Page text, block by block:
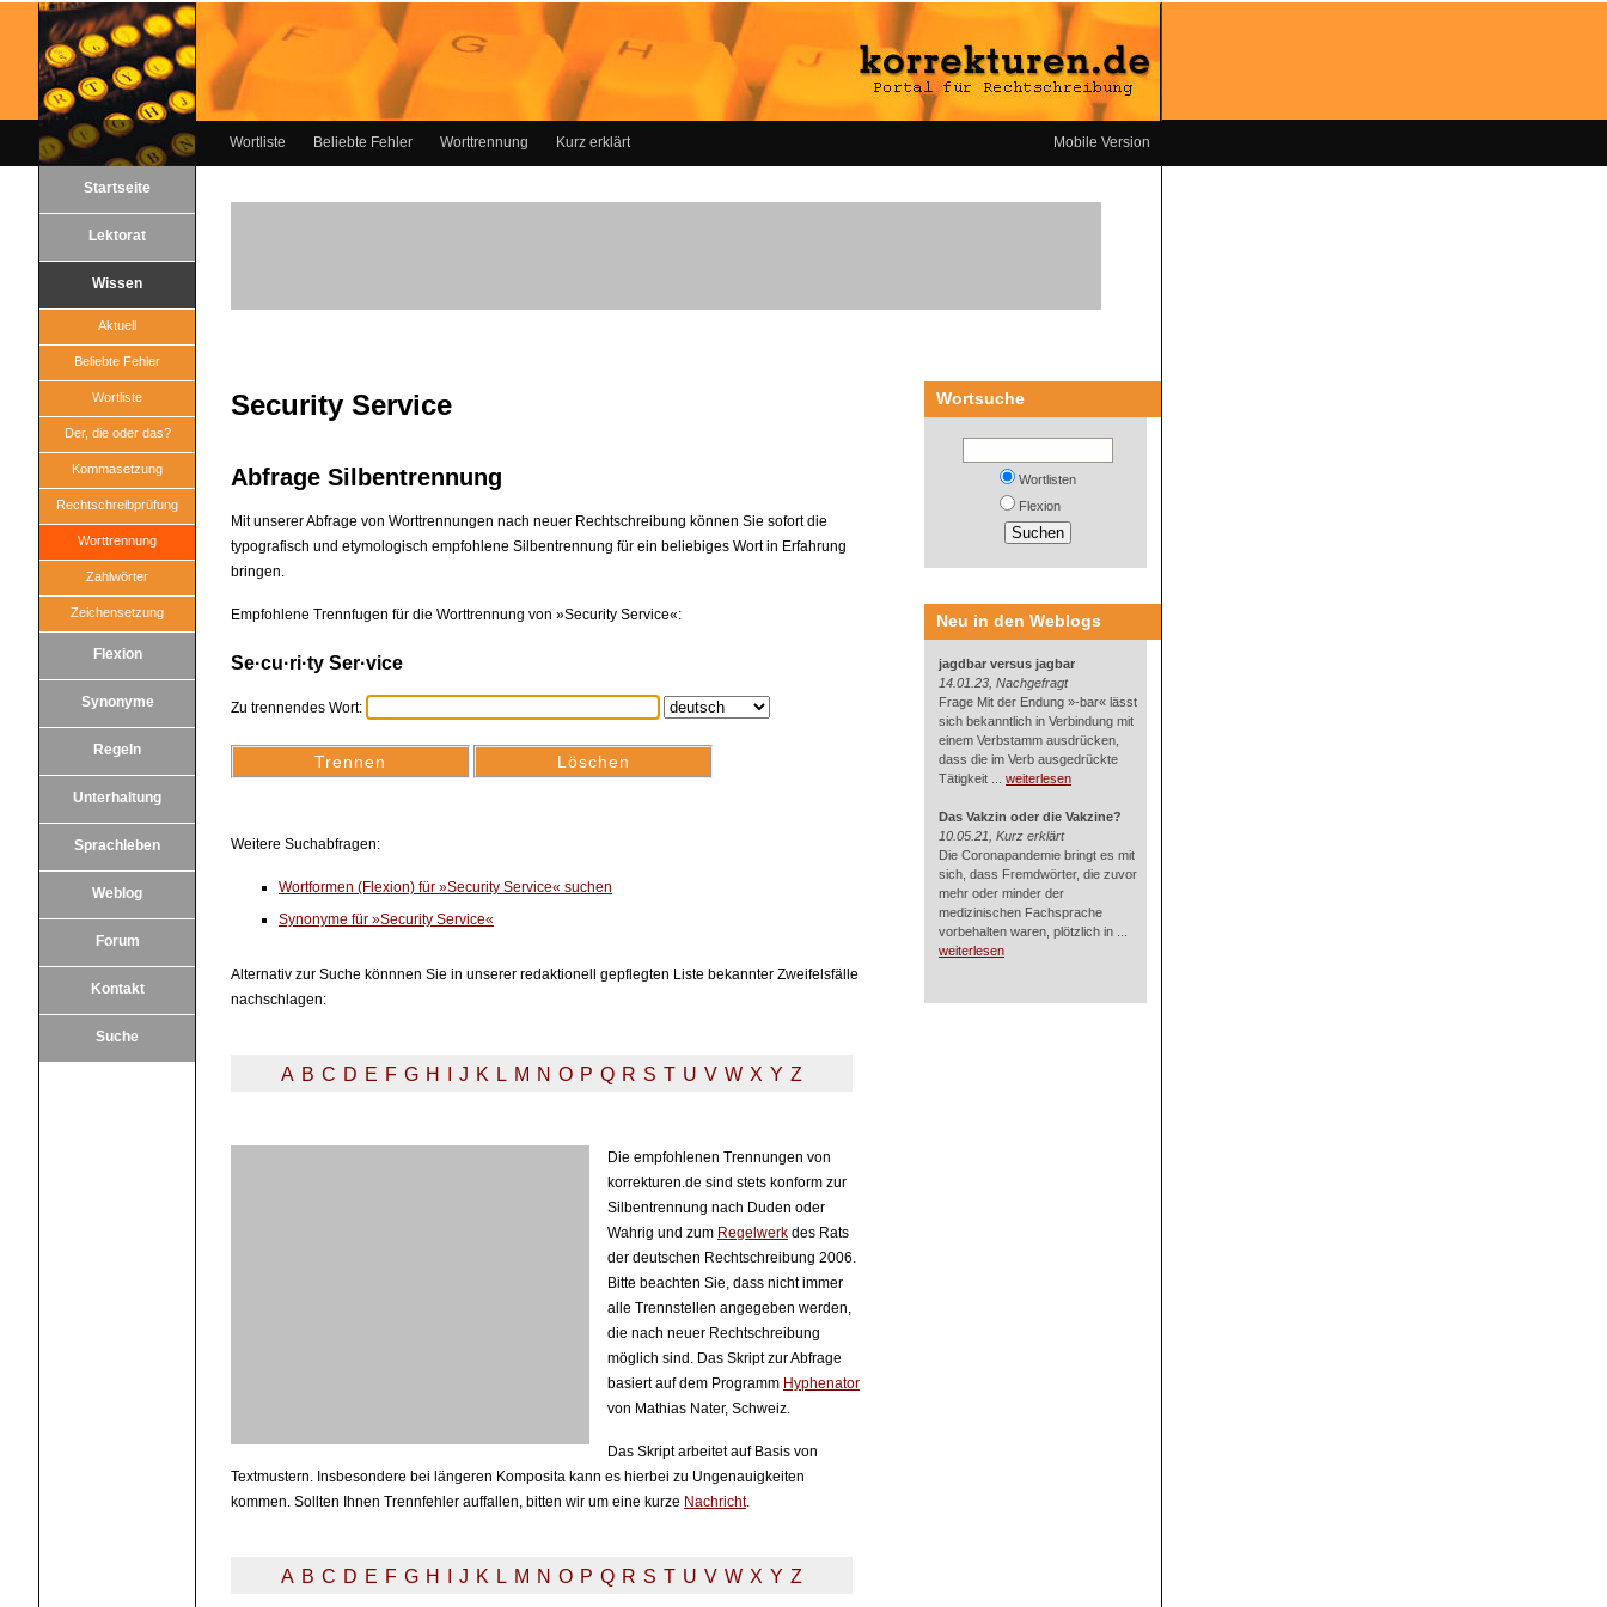
Wortliste Beliebte Fehler Worttrennung Kurz erklärt Mobile Version
Startseite
Lektorat
Wissen
Aktuell
Beliebte Fehler
Wortliste
Der, die oder das?
Kommasetzung
Rechtschreibprüfung
Worttrennung
Zahlwörter
Zeichensetzung
Flexion
Synonyme
Regeln
Unterhaltung
Sprachleben
Weblog
Forum
Kontakt
Suche
Security Service
Abfrage Silbentrennung
Mit unserer Abfrage von Worttrennungen nach neuer Rechtschreibung können Sie sofort die
typografisch und etymologisch empfohlene Silbentrennung für ein beliebiges Wort in Erfahrung
bringen.
Empfohlene Trennfugen für die Worttrennung von »Security Service«:
Se·cu·ri·ty Ser·vice
Zu trennendes Wort:
Weitere Suchabfragen:
Wortformen (Flexion) für »Security Service« suchen
Synonyme für »Security Service«
Alternativ zur Suche könnnen Sie in unserer redaktionell gepflegten Liste bekannter Zweifelsfälle
nachschlagen:
A B C D E F G H J K L M N O P Q R S T U V W X Y Z
Die empfohlenen Trennungen von
korrekturen.de sind stets konform zur
Silbentrennung nach Duden oder
Wahrig und zum Regelwerk des Rats
der deutschen Rechtschreibung 2006.
Bitte beachten Sie, dass nicht immer
alle Trennstellen angegeben werden,
die nach neuer Rechtschreibung
möglich sind. Das Skript zur Abfrage
basiert auf dem Programm Hyphenator
von Mathias Nater, Schweiz.
Das Skript arbeitet auf Basis von
Textmustern. Insbesondere bei längeren Komposita kann es hierbei zu Ungenauigkeiten
kommen. Sollten Ihnen Trennfehler auffallen, bitten wir um eine kurze Nachricht.
A B C D E F G H J K L M N O P Q R S T U V W X Y Z
Wortsuche
Wortlisten
Flexion
Neu in den Weblogs
jagdbar versus jagbar
14.01.23, Nachgefragt
Frage Mit der Endung »-bar« lässt
sich bekanntlich in Verbindung mit
einem Verbstamm ausdrücken,
dass die im Verb ausgedrückte
Tätigkeit ... weiterlesen
Das Vakzin oder die Vakzine?
10.05.21, Kurz erklärt
Die Coronapandemie bringt es mit
sich, dass Fremdwörter, die zuvor
mehr oder minder der
medizinischen Fachsprache
vorbehalten waren, plötzlich in ...
weiterlesen